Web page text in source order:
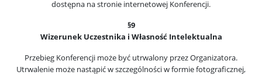
dostępna na stronie internetowej Konferencji.
§9
Wizerunek Uczestnika i Własność Intelektualna
Przebieg Konferencji może być utrwalony przez Organizatora.
Utrwalenie może nastąpić w szczególności w formie fotograficznej,